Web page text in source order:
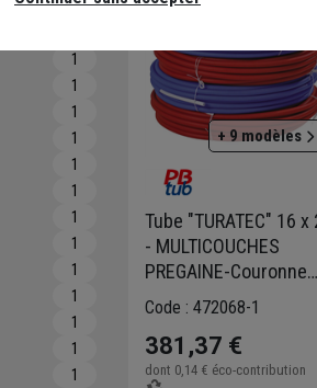
1
1
1
1
1
1
1
1
1
1
1
1
1
1
+ 9 modèles
Tube "TURATEC" 16 x 2
- MULTICOUCHES
PREGAINE-Couronne
de 100 m-GAINE BLEUE
Code : 472068-1
381,37 €
dont 0,14 € éco-contribution